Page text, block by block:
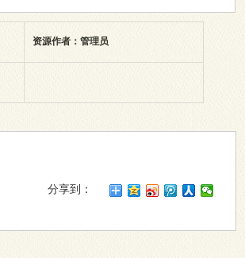
资源作者：管理员
分享到：